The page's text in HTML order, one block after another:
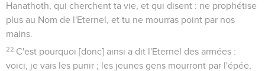
Hanathoth, qui cherchent ta vie, et qui disent : ne prophétise
plus au Nom de l'Eternel, et tu ne mourras point par nos
mains.
22 C'est pourquoi [donc] ainsi a dit l'Eternel des armées :
voici, je vais les punir ; les jeunes gens mourront par l'épée,